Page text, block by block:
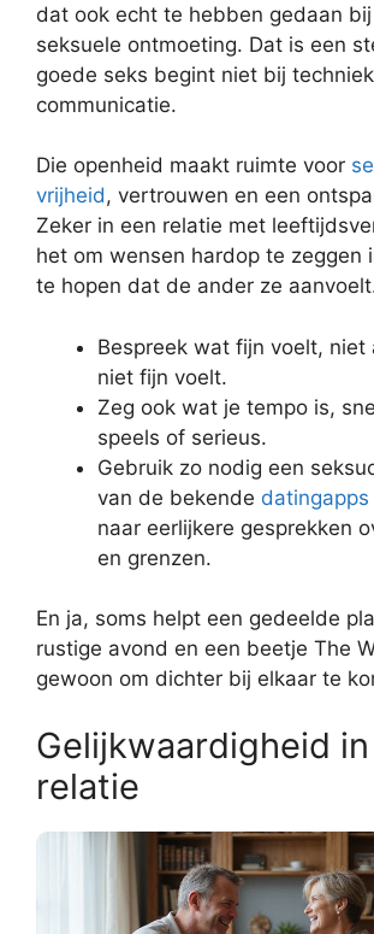
dat ook echt te hebben gedaan
seksuele ontmoeting. Dat is een
goede seks begint niet bij
communicatie.
Die openheid maakt ruimte voor
vrijheid, vertrouwen en een
Zeker in een relatie met
het om wensen hardop te zeggen
te hopen dat de ander ze
Bespreek wat fijn voelt, niet
niet fijn voelt.
Zeg ook wat je tempo is,
speels of serieus.
Gebruik zo nodig een
van de bekende datingapps
naar eerlijkere gesprekken
en grenzen.
En ja, soms helpt een gedeelde
rustige avond en een beetje The
gewoon om dichter bij elkaar te
Gelijkwaardigheid
relatie